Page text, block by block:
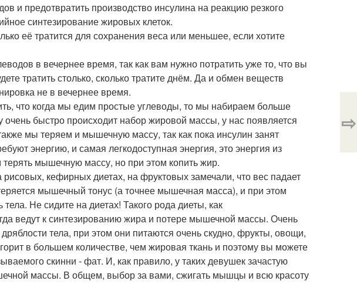
и предотвратить производство инсулина на реакцию резкого
синтезирование жировых клеток.
её тратится для сохранения веса или меньшее, если хотите
в вечернее время, так как вам нужно потратить уже то, что вы
тратить столько, сколько тратите днём. Да и обмен веществ
не в вечернее время.
что когда мы едим простые углеводы, то мы набираем больше
быстро происходит набор жировой массы, у нас появляется
мы теряем и мышечную массу, так как пока инсулин занят
энергию, и самая легкодоступная энергия, это энергия из
мышечную массу, но при этом копить жир.
кефирных диетах, на фруктовых замечали, что вес падает
мышечный тонус (а точнее мышечная масса), и при этом
Не сидите на диетах! Такого рода диеты, как
ведут к синтезированию жира и потере мышечной массы. Очень
тела, при этом они питаются очень скудно, фрукты, овощи,
в большем количестве, чем жировая ткань и поэтому вы можете
скинни - фат. И, как правило, у таких девушек зачастую
массы. В общем, выбор за вами, сжигать мышцы и всю красоту
⇨